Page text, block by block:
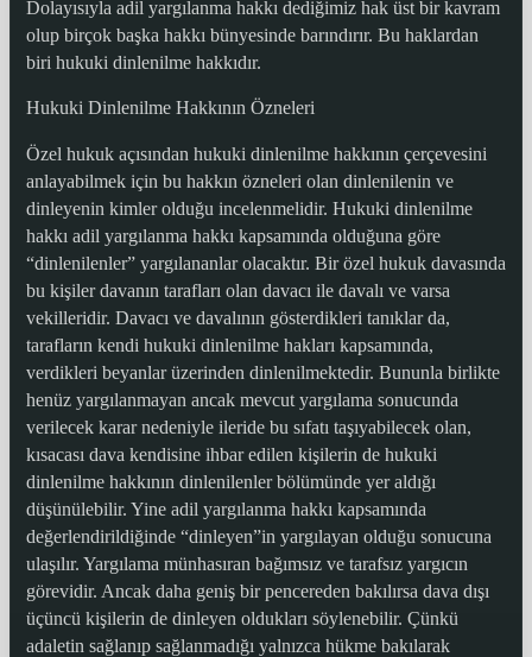
Dolayısıyla adil yargılanma hakkı dediğimiz hak üst bir kavram
olup birçok başka hakkı bünyesinde barındırır. Bu haklardan
biri hukuki dinlenilme hakkıdır.
Hukuki Dinlenilme Hakkının Özneleri
Özel hukuk açısından hukuki dinlenilme hakkının çerçevesini
anlayabilmek için bu hakkın özneleri olan dinlenilenin ve
dinleyenin kimler olduğu incelenmelidir. Hukuki dinlenilme
hakkı adil yargılanma hakkı kapsamında olduğuna göre
“dinlenilenler” yargılananlar olacaktır. Bir özel hukuk davasında
bu kişiler davanın tarafları olan davacı ile davalı ve varsa
vekilleridir. Davacı ve davalının gösterdikleri tanıklar da,
tarafların kendi hukuki dinlenilme hakları kapsamında,
verdikleri beyanlar üzerinden dinlenilmektedir. Bununla birlikte
henüz yargılanmayan ancak mevcut yargılama sonucunda
verilecek karar nedeniyle ileride bu sıfatı taşıyabilecek olan,
kısacası dava kendisine ihbar edilen kişilerin de hukuki
dinlenilme hakkının dinlenilenler bölümünde yer aldığı
düşünülebilir. Yine adil yargılanma hakkı kapsamında
değerlendirildiğinde “dinleyen”in yargılayan olduğu sonucuna
ulaşılır. Yargılama münhasıran bağımsız ve tarafsız yargıcın
görevidir. Ancak daha geniş bir pencereden bakılırsa dava dışı
üçüncü kişilerin de dinleyen oldukları söylenebilir. Çünkü
adaletin sağlanıp sağlanmadığı yalnızca hükme bakılarak